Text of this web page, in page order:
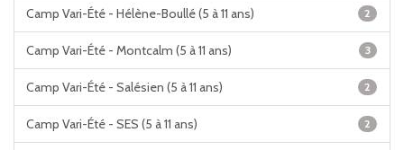
Camp Vari-Été - Hélène-Boullé (5 à 11 ans) 2
Camp Vari-Été - Montcalm (5 à 11 ans) 3
Camp Vari-Été - Salésien (5 à 11 ans) 2
Camp Vari-Été - SES (5 à 11 ans) 2